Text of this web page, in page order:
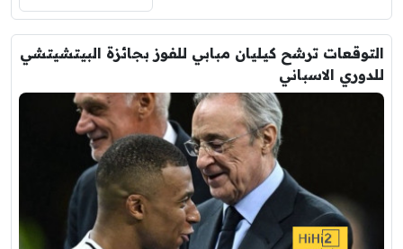
التوقعات ترشح كيليان مبابي للفوز بجائزة البيتشيتشي
للدوري الاسباني